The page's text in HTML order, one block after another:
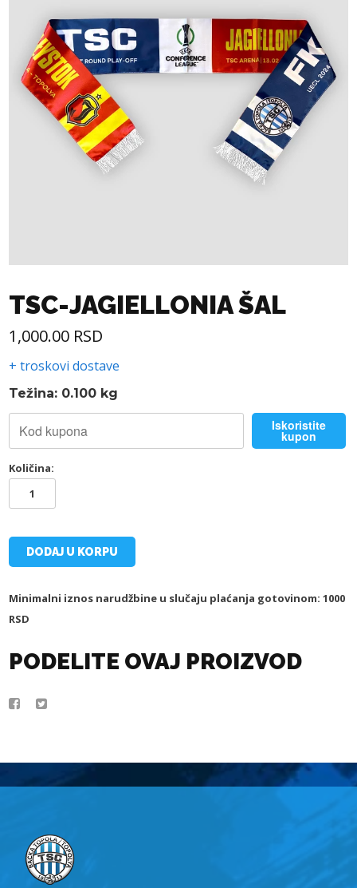
TSC-JAGIELLONIA ŠAL
1,000.00 RSD
+ troskovi dostave
Težina: 0.100 kg
Iskoristite
kupon
Količina:
TSC-
JAGIELLONIA
DODAJ U KORPU
Minimalni iznos narudžbine u slučaju plaćanja gotovinom: 1000
RSD
PODELITE OVAJ PROIZVOD